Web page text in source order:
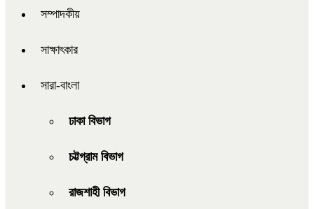
সম্পাদকীয়
সাক্ষাৎকার
সারা-বাংলা
ঢাকা বিভাগ
চট্টগ্রাম বিভাগ
রাজশাহী বিভাগ